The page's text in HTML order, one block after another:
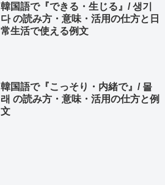
韓国語で『できる・生じる』/ 생기
다 の読み方・意味・活用の仕方と日
常生活で使える例文
韓国語で『こっそり・内緒で』/ 몰
래 の読み方・意味・活用の仕方と例
文